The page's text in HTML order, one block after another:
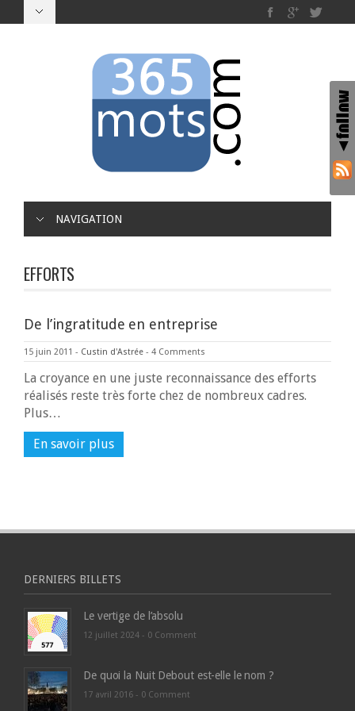
NAVIGATION
EFFORTS
De l’ingratitude en entreprise
15 juin 2011 - Custin d'Astrée - 4 Comments
La croyance en une juste reconnaissance des efforts
réalisés reste très forte chez de nombreux cadres.
Plus…
En savoir plus
DERNIERS BILLETS
Le vertige de l’absolu
12 juillet 2024 - 0 Comment
De quoi la Nuit Debout est-elle le nom ?
17 avril 2016 - 0 Comment